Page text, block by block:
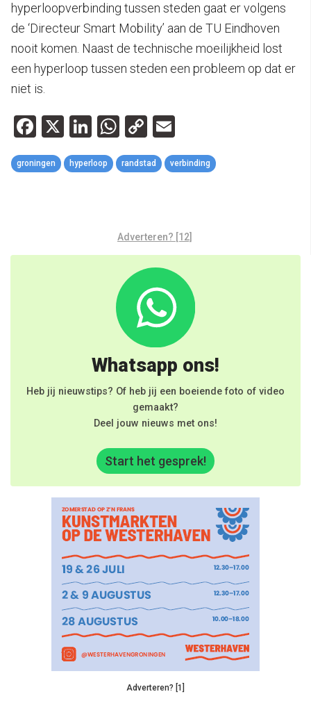
hyperloopverbinding tussen steden gaat er volgens
de ‘Directeur Smart Mobility’ aan de TU Eindhoven
nooit komen. Naast de technische moeilijkheid lost
een hyperloop tussen steden een probleem op dat er
niet is.
Facebook
X LinkedIn
WhatsApp
Copy
Link
groningen hyperloop randstad verbinding
Adverteren? [12]
Whatsapp ons!
Heb jij nieuwstips? Of heb jij een boeiende foto of video
gemaakt?
Deel jouw nieuws met ons!
Start het gesprek!
Adverteren? [1]